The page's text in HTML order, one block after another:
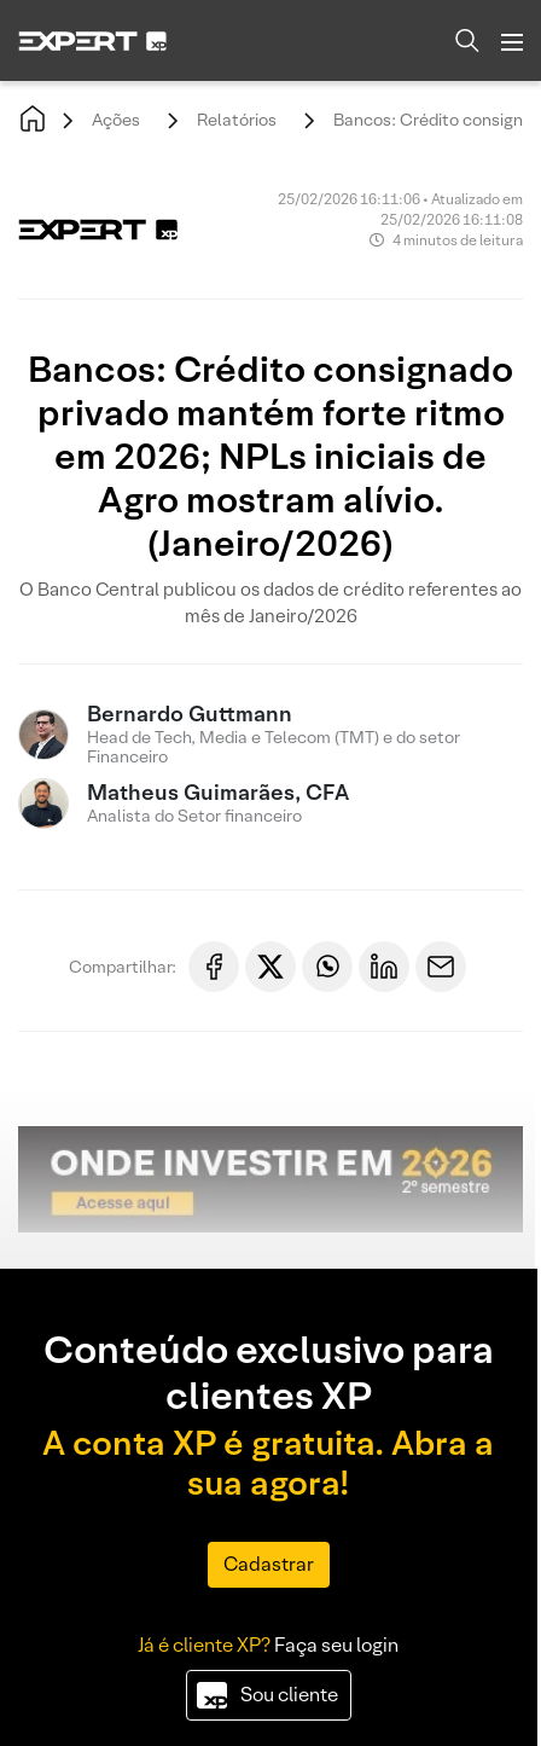
Ações Relatórios Bancos: Crédito
25/02/2026 16:11:06 • Atualizado em
25/02/2026 16:11:08
4 minutos de leitura
Bancos: Crédito consignado
privado mantém forte ritmo
em 2026; NPLs iniciais de
Agro mostram alívio.
(Janeiro/2026)
O Banco Central publicou os dados de crédito referentes ao
mês de Janeiro/2026
Bernardo Guttmann
Head de Tech, Media e Telecom (TMT) e do setor
Financeiro
Matheus Guimarães, CFA
Analista do Setor financeiro
Compartilhar:
Conteúdo exclusivo para
clientes XP
A conta XP é gratuita. Abra a
sua agora!
Cadastrar
Já é cliente XP?Faça seu login
Sou cliente